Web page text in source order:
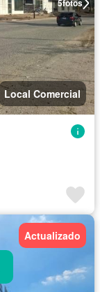
5fotos
Local Comercial
Actualizado